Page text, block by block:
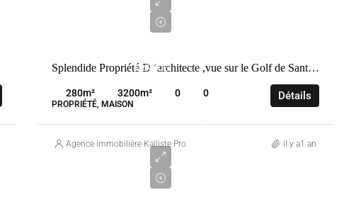
FRANCE
Splendide Propriété D ‘architecte ,vue sur le Golf de Santa -Giulia .
280m² 3200m² 0 0
PROPRIÉTÉ, MAISON
Détails
Agence immobilière Kalliste Properties il y a1 an
1